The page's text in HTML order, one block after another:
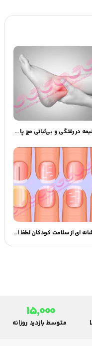
درمان نیمه در رفتگی و بی‌ثباتی مچ پا و ورزش‌های آن
ناخن نشانه ای از سلامت کودکان لطفا اهمیت بدهید!!
15,000
متوسط بازدید روزانه